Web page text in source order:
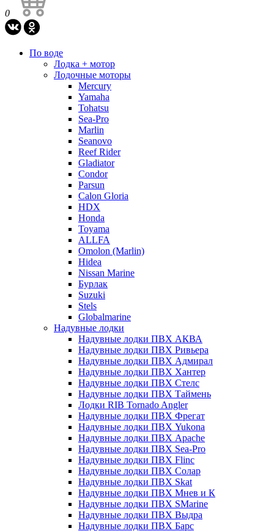
0
По воде
Лодка + мотор
Лодочные моторы
Mercury
Yamaha
Tohatsu
Sea-Pro
Marlin
Seanovo
Reef Rider
Gladiator
Condor
Parsun
Calon Gloria
HDX
Honda
Toyama
ALLFA
Omolon (Marlin)
Hidea
Nissan Marine
Бурлак
Suzuki
Stels
Globalmarine
Надувные лодки
Надувные лодки ПВХ АКВА
Надувные лодки ПВХ Ривьера
Надувные лодки ПВХ Адмирал
Надувные лодки ПВХ Хантер
Надувные лодки ПВХ Стелс
Надувные лодки ПВХ Таймень
Лодки RIB Tornado Angler
Надувные лодки ПВХ Фрегат
Надувные лодки ПВХ Yukona
Надувные лодки ПВХ Apache
Надувные лодки ПВХ Sea-Pro
Надувные лодки ПВХ Flinc
Надувные лодки ПВХ Солар
Надувные лодки ПВХ Skat
Надувные лодки ПВХ Мнев и К
Надувные лодки ПВХ SMarine
Надувные лодки ПВХ Выдра
Надувные лодки ПВХ Барс